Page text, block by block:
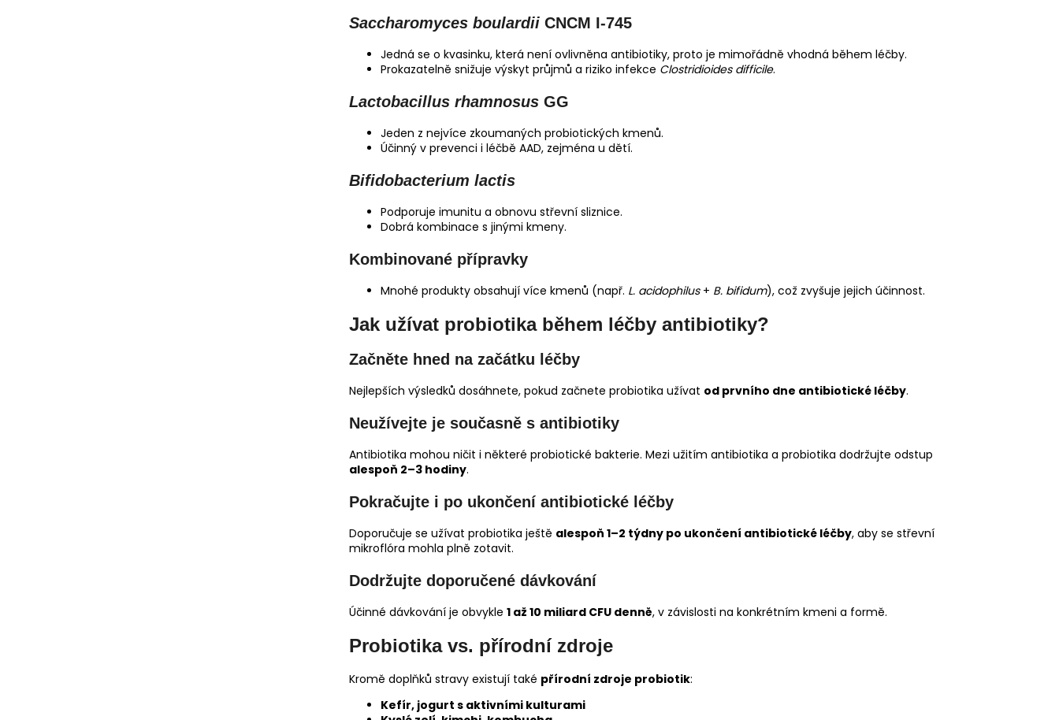
Saccharomyces boulardii CNCM I-745
Jedná se o kvasinku, která není ovlivněna antibiotiky, proto je mimořádně vhodná během léčby.
Prokazatelně snižuje výskyt průjmů a riziko infekce Clostridioides difficile.
Lactobacillus rhamnosus GG
Jeden z nejvíce zkoumaných probiotických kmenů.
Účinný v prevenci i léčbě AAD, zejména u dětí.
Bifidobacterium lactis
Podporuje imunitu a obnovu střevní sliznice.
Dobrá kombinace s jinými kmeny.
Kombinované přípravky
Mnohé produkty obsahují více kmenů (např. L. acidophilus+ B. bifidum), což zvyšuje jejich účinnost.
Jak užívat probiotika během léčby antibiotiky?
Začněte hned na začátku léčby
Nejlepších výsledků dosáhnete, pokud začnete probiotika užívat od prvního dne antibiotické léčby.
Neužívejte je současně s antibiotiky
Antibiotika mohou ničit i některé probiotické bakterie. Mezi užitím antibiotika a probiotika dodržujte odstup
alespoň 2–3 hodiny.
Pokračujte i po ukončení antibiotické léčby
Doporučuje se užívat probiotika ještě alespoň 1–2 týdny po ukončení antibiotické léčby, aby se střevní
mikroflóra mohla plně zotavit.
Dodržujte doporučené dávkování
Účinné dávkování je obvykle 1 až 10 miliard CFU denně, v závislosti na konkrétním kmeni a formě.
Probiotika vs. přírodní zdroje
Kromě doplňků stravy existují také přírodní zdroje probiotik:
Kefír, jogurt s aktivními kulturami